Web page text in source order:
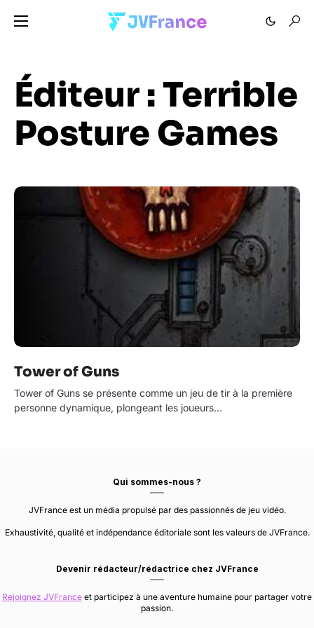
Éditeur :Terrible
Posture Games
Tower of Guns
Tower of Guns se présente comme un jeu de tir à la première
personne dynamique, plongeant les joueurs…
Qui sommes-nous ?
JVFrance est un média propulsé par des passionnés de jeu vidéo.
Exhaustivité, qualité et indépendance éditoriale sont les valeurs de JVFrance.
Devenir rédacteur/rédactrice chez JVFrance
Rejoignez JVFrance et participez à une aventure humaine pour partager votre
passion.